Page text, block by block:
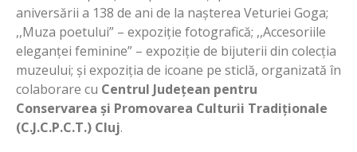
aniversării a 138 de ani de la nașterea Veturiei Goga;
,,Muza poetului” – expoziție fotografică; ,,Accesoriile
eleganței feminine” – expoziție de bijuterii din colecția
muzeului; și expoziția de icoane pe sticlă, organizată în
colaborare cu Centrul Județean pentru
Conservarea și Promovarea Culturii Tradiționale
(C.J.C.P.C.T.) Cluj.